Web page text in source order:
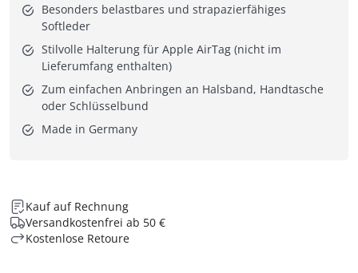
Besonders belastbares und strapazierfähiges
Softleder
Stilvolle Halterung für Apple AirTag (nicht im
Lieferumfang enthalten)
Zum einfachen Anbringen an Halsband, Handtasche
oder Schlüsselbund
Made in Germany
Kauf auf Rechnung
Versandkostenfrei ab 50 €
Kostenlose Retoure